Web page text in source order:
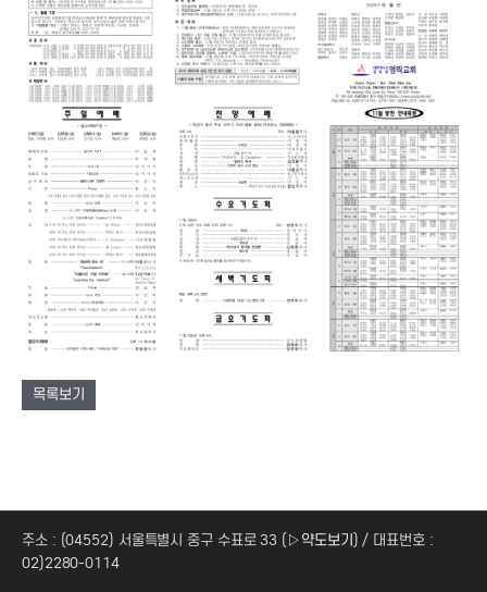
목록보기
주소 : (04552) 서울특별시 중구 수표로 33 (▷약도보기 ) / 대표번호 :
02)2280-0114